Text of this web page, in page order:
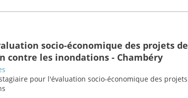
socio-économique des projets de
contre les inondations - Chambéry
pour l'évaluation socio-économique des projets